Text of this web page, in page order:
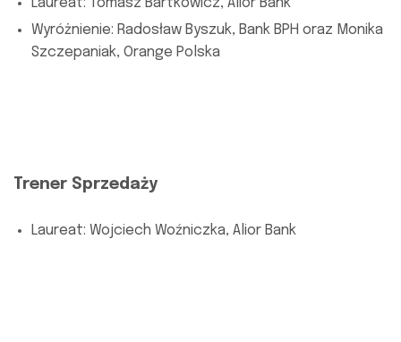
Wyróżnienie: Radosław Byszuk, Bank BPH oraz Monika
Szczepaniak, Orange Polska
Trener Sprzedaży
Laureat: Wojciech Woźniczka, Alior Bank